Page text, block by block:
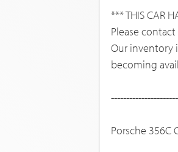
*** THIS CAR
Please
Our inventory
becoming
Porsche